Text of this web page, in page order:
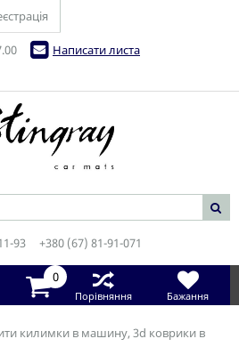
килимки в машину, 3d коврики в
Написати листа
93 +380 (67) 81-91-071
0
Порівняння Бажання